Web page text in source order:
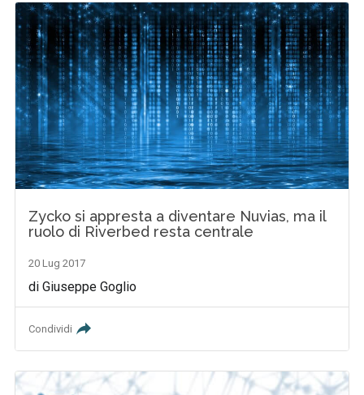
Zycko si appresta a diventare Nuvias, ma il
ruolo di Riverbed resta centrale
20 Lug 2017
di Giuseppe Goglio
Condividi